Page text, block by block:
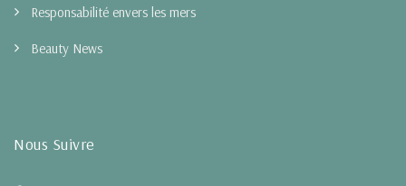
Responsabilité envers les mers
Beauty News
Nous Suivre